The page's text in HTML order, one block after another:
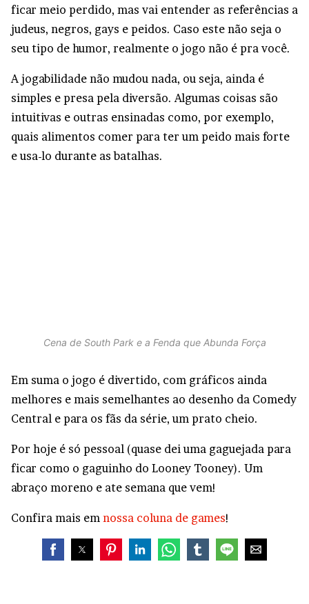
ficar meio perdido, mas vai entender as referências a
judeus, negros, gays e peidos. Caso este não seja o
seu tipo de humor, realmente o jogo não é pra você.
A jogabilidade não mudou nada, ou seja, ainda é
simples e presa pela diversão. Algumas coisas são
intuitivas e outras ensinadas como, por exemplo,
quais alimentos comer para ter um peido mais forte
e usa-lo durante as batalhas.
Cena de South Park e a Fenda que Abunda Força
Em suma o jogo é divertido, com gráficos ainda
melhores e mais semelhantes ao desenho da Comedy
Central e para os fãs da série, um prato cheio.
Por hoje é só pessoal (quase dei uma gaguejada para
ficar como o gaguinho do Looney Tooney). Um
abraço moreno e ate semana que vem!
Confira mais em nossa coluna de games!